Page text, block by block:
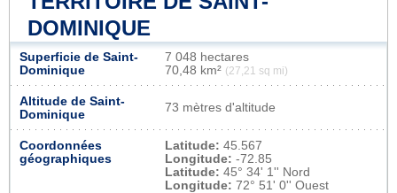
DOMINIQUE
Superficie de Saint-
Dominique
7 048 hectares
70,48 km² (27,21 sq mi)
Altitude de Saint-
Dominique
73 mètres d'altitude
Coordonnées
géographiques
Latitude: 45.567
Longitude: -72.85
Latitude: 45° 34' 1'' Nord
Longitude: 72° 51' 0'' Ouest